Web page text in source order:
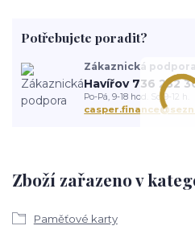
Zboží zařazeno v
Paměťové karty
Potřebujete poradit?
Zákaznická podpora
Havířov 736 232
Po-Pá, 9-18 hod. So 9-12 h.